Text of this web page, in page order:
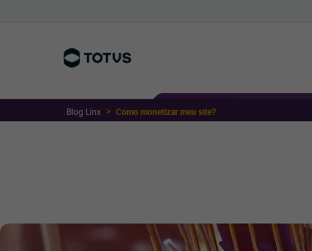
Blog Linx Como monetizar meu site?